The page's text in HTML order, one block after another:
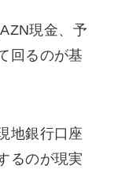
現金、予
回るのが基
地銀行口座
るのが現実